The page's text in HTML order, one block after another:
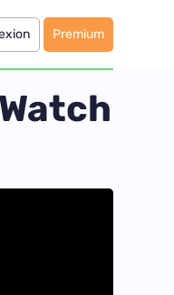
Premium